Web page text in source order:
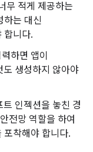
무 적게 제공하는
하는 대신
합니다.
하면 앱이
생성하지 않아야
인젝션을 놓친 경
전망 역할을 하여
포착해야 합니다.